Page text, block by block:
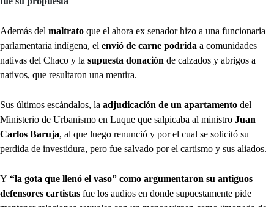
Además del maltrato que el ahora ex senador hizo a una funcionaria
parlamentaria indígena, el envió de carne podrida a comunidades
nativas del Chaco y la supuesta donación de calzados y abrigos a
nativos, que resultaron una mentira.
Sus últimos escándalos, la adjudicación de un apartamento del
Ministerio de Urbanismo en Luque que salpicaba al ministro Juan
Carlos Baruja, al que luego renunció y por el cual se solicitó su
perdida de investidura, pero fue salvado por el cartismo y sus aliados.
Y “la gota que llenó el vaso” como argumentaron su antiguos
defensores cartistas fue los audios en donde supuestamente pide